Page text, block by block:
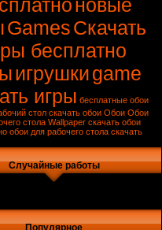
новые
GamesСкачать
бесплатно
игрушкиgame
игры бесплатные обои
стол скачать обои Обои Обои
стола Wallpaper скачать обои
обои для рабочего стола скачать
Случайные работы
Популярное